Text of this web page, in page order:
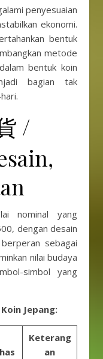
penyesuaian
ekonomi.
bentuk
metode
bentuk koin
bagian tak
/
nominal yang
dengan desain
sebagai
nilai budaya
simbol yang
Jepang:
Keterang
an